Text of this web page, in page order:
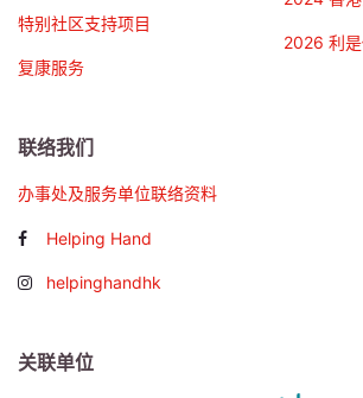
特别社区支持项目
复康服务
2026 利
联络我们
办事处及服务单位联络资料
Helping Hand
helpinghandhk
关联单位